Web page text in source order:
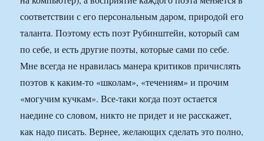
соответствии с его персональным даром, природой его
таланта. Поэтому есть поэт Рубинштейн, который сам
по себе, и есть другие поэты, которые сами по себе.
Мне всегда не нравилась манера критиков причислять
поэтов к каким-то «школам», «течениям» и прочим
«могучим кучкам». Все-таки когда поэт остается
наедине со словом, никто не придет и не расскажет,
как надо писать. Вернее, желающих сделать это полно,